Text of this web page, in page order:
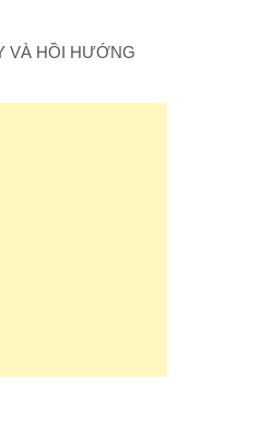
VÀ HỒI HƯỚNG